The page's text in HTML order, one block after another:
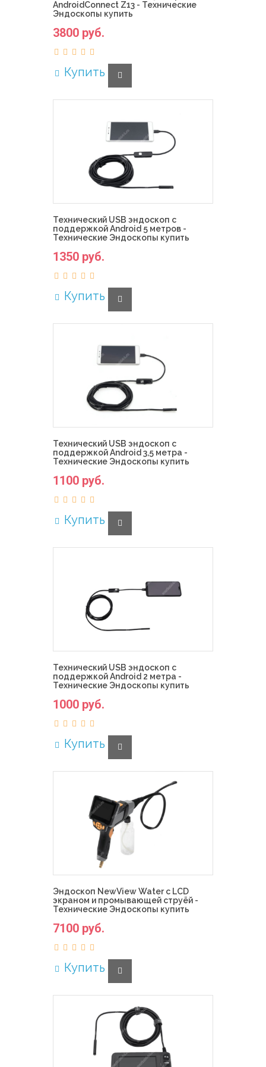
AndroidConnect Z13 - Технические
Эндоскопы купить
3800 руб.
Купить
Технический USB эндоскоп с
поддержкой Android 5 метров -
Технические Эндоскопы купить
1350 руб.
Купить
Технический USB эндоскоп с
поддержкой Android 3,5 метра -
Технические Эндоскопы купить
1100 руб.
Купить
Технический USB эндоскоп с
поддержкой Android 2 метра -
Технические Эндоскопы купить
1000 руб.
Купить
Эндоскоп NewView Water с LCD
экраном и промывающей струёй -
Технические Эндоскопы купить
7100 руб.
Купить